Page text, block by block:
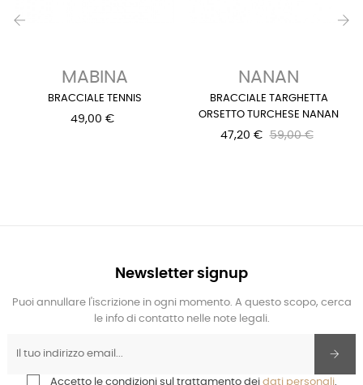
MABINA
BRACCIALE TENNIS
49,00 €
NANAN
BRACCIALE TARGHETTA
ORSETTO TURCHESE NANAN
47,20 € 59,00 €
Newsletter signup
Puoi annullare l'iscrizione in ogni momento. A questo scopo, cerca
le info di contatto nelle note legali.
Accetto le condizioni sul trattamento dei dati personali.